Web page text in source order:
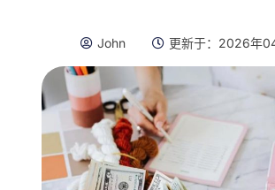
John 更新于： 2026年